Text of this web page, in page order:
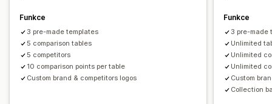
Funkce
3 pre-made templates
5 comparison tables
5 competitors
10 comparison points per table
Custom brand & competitors logos
Funkce
3 pre-made
Unlimited
Unlimited
Unlimited
Custom
Collection